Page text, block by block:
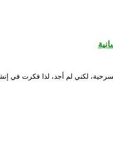
لكني لم أجد، لذا فكرت في